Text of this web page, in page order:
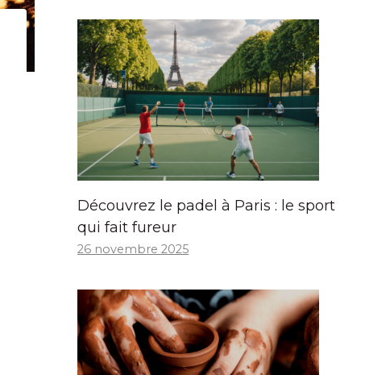
Découvrez le padel à Paris : le sport
qui fait fureur
26 novembre 2025